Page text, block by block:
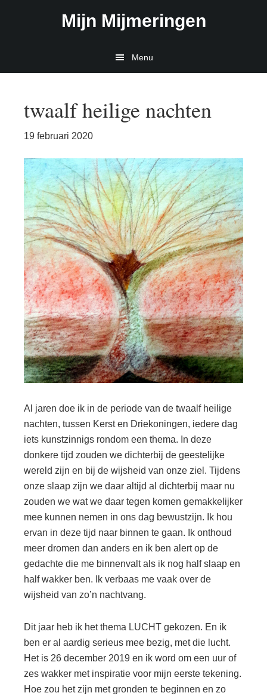
Mijn Mijmeringen
Menu
twaalf heilige nachten
19 februari 2020
Al jaren doe ik in de periode van de twaalf heilige
nachten, tussen Kerst en Driekoningen, iedere dag
iets kunstzinnigs rondom een thema. In deze
donkere tijd zouden we dichterbij de geestelijke
wereld zijn en bij de wijsheid van onze ziel. Tijdens
onze slaap zijn we daar altijd al dichterbij maar nu
zouden we wat we daar tegen komen gemakkelijker
mee kunnen nemen in ons dag bewustzijn. Ik hou
ervan in deze tijd naar binnen te gaan. Ik onthoud
meer dromen dan anders en ik ben alert op de
gedachte die me binnenvalt als ik nog half slaap en
half wakker ben. Ik verbaas me vaak over de
wijsheid van zo’n nachtvang.
Dit jaar heb ik het thema LUCHT gekozen. En ik
ben er al aardig serieus mee bezig, met die lucht.
Het is 26 december 2019 en ik word om een uur of
zes wakker met inspiratie voor mijn eerste tekening.
Hoe zou het zijn met gronden te beginnen en zo